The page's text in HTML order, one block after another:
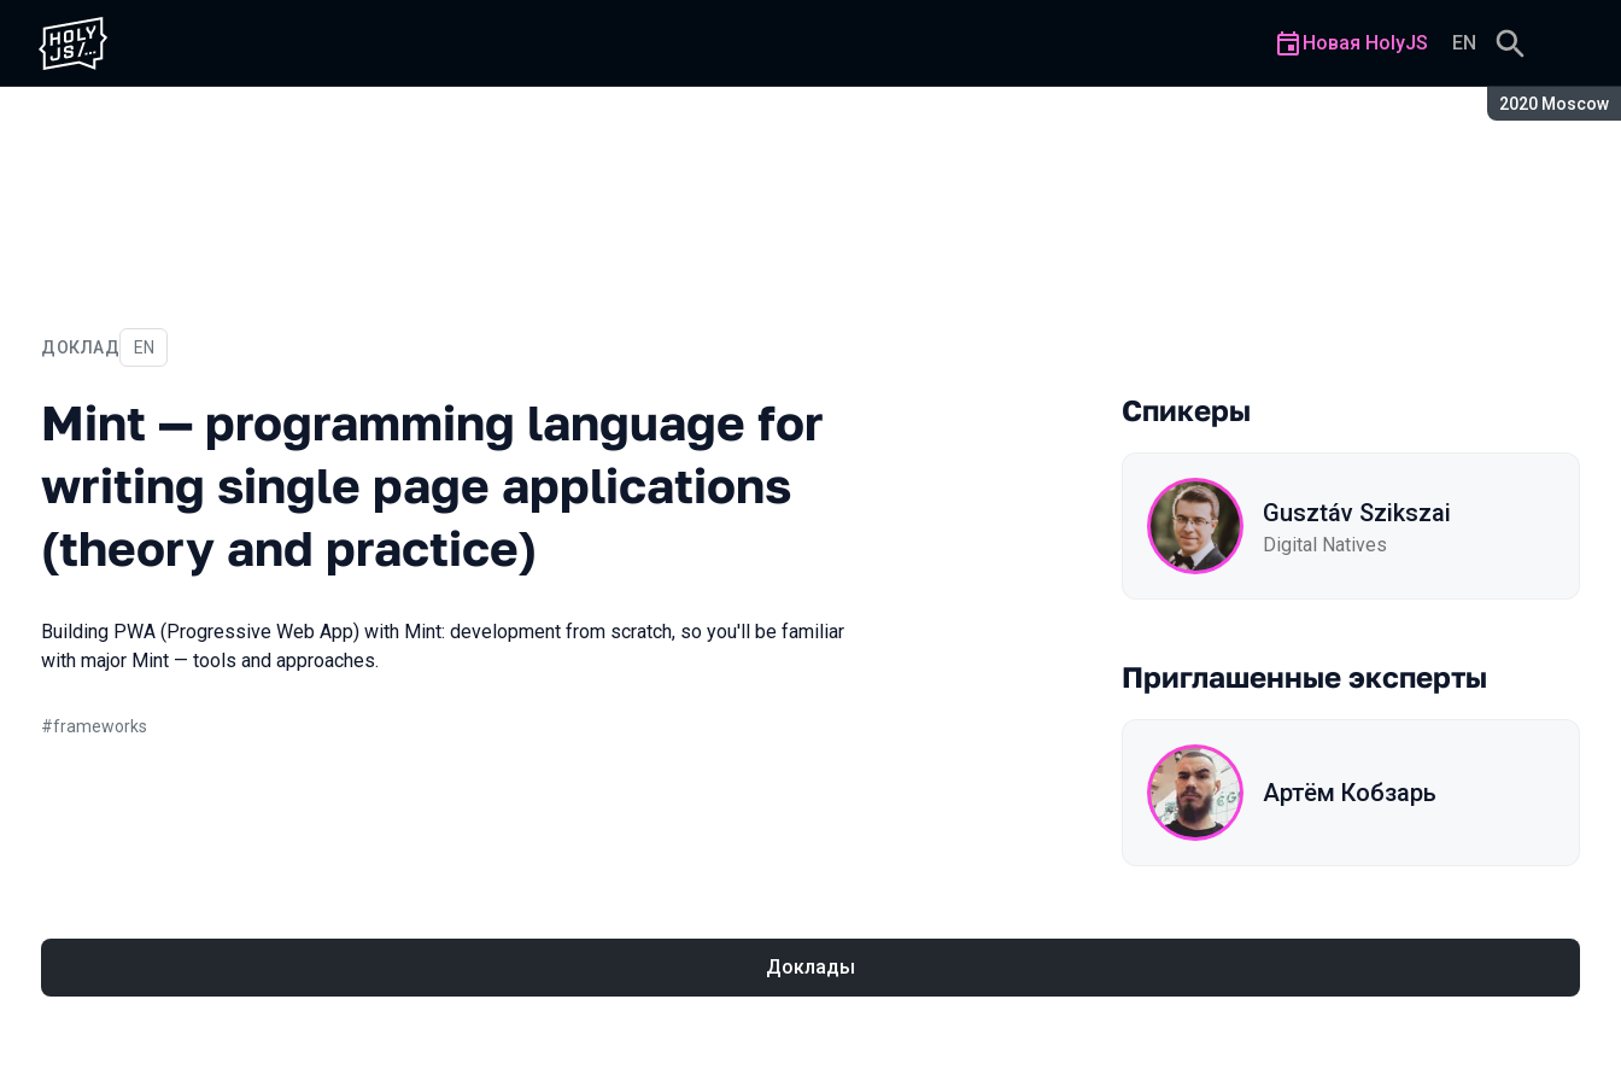
Сезон:
2020 Moscow
Новая HolyJS EN
ДОКЛАД
Mint — programming language for writing single page applications (theory and
На английском языке
EN
Mint — programming language for
writing single page applications
(theory and practice)
Building PWA (Progressive Web App) with Mint: development from scratch, so you'll be familiar
with major Mint — tools and approaches.
#frameworks
Спикеры
Gusztáv Szikszai
Digital Natives
Приглашенные эксперты
Артём Кобзарь
Доклады